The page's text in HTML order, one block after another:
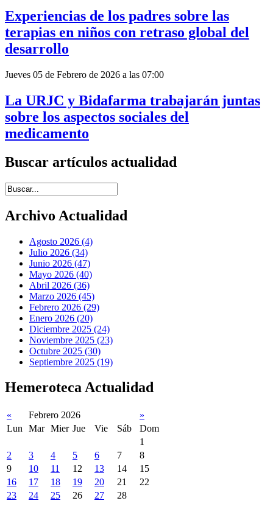
Experiencias de los padres sobre las
terapias en niños con retraso global del
desarrollo
Jueves 05 de Febrero de 2026 a las 07:00
La URJC y Bidafarma trabajarán juntas
sobre los aspectos sociales del
medicamento
Buscar artículos actualidad
Introduce términos de búsqueda
Archivo Actualidad
Agosto 2026 (4)
Julio 2026 (34)
Junio 2026 (47)
Mayo 2026 (40)
Abril 2026 (36)
Marzo 2026 (45)
Febrero 2026 (29)
Enero 2026 (20)
Diciembre 2025 (24)
Noviembre 2025 (23)
Octubre 2025 (30)
Septiembre 2025 (19)
Hemeroteca Actualidad
« Febrero 2026
»
Lun
Mar Mier Jue Vie Sáb
Dom
1
2
3 4 5 6 7
8
9
10 11 12 13 14
15
16
17 18 19 20 21
22
23
24 25 26 27 28